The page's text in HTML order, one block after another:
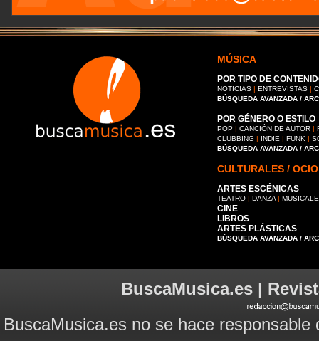
MÚSICA
POR TIPO DE
NOTICIAS | ENTREVISTAS |
BÚSQUEDA AVANZADA /
POR GÉNERO O ESTILO
POP | CANCIÓN DE AUTOR |
CLUBBING | INDIE | FUNK |
BÚSQUEDA AVANZADA /
CULTURALES / OCIO
ARTES ESCÉNICAS
TEATRO | DANZA |
CINE
LIBROS
ARTES PLÁSTICAS
BÚSQUEDA AVANZADA /
BuscaMusica.es |
BuscaMusica.es no se hace